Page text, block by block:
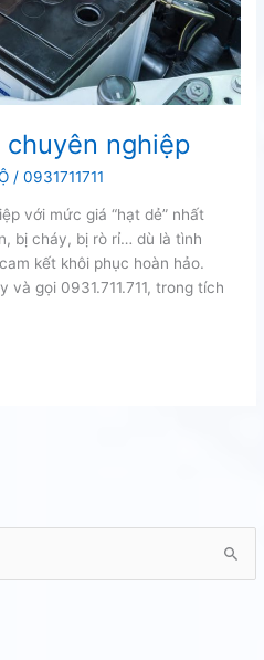
nghiệp
/0931711711
với mức giá “hạt dẻ” nhất
bị cháy, bị rò rỉ… dù là tình
kết khôi phục hoàn hảo.
và gọi 0931.711.711, trong tích